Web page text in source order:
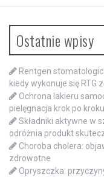
Ostatnie wpisy
Rentgen
kiedy wykonuje się RTG
Ochrona lakieru
pielęgnacja krok po kroku
Składniki aktywne w
odróżnia produkt
Choroba cholera:
zdrowotne
Opryszczka: